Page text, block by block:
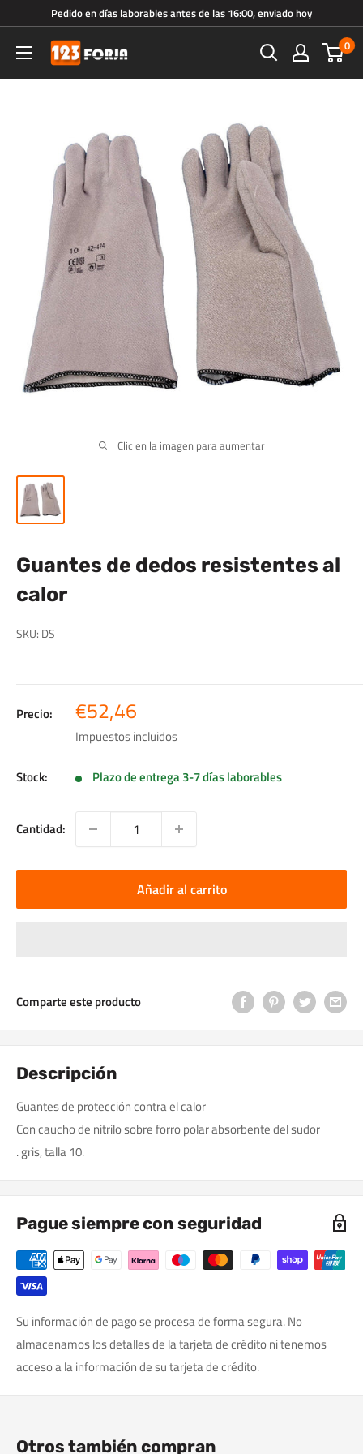
directamente
contenido
Pedido en días laborables antes de las 16:00, enviado hoy
123forja.es 0
Clic en la imagen para aumentar
Guantes de dedos resistentes al
calor
SKU: DS
Precio: Precio
de
venta
€52,46
Impuestos incluidos
Stock: Plazo de entrega 3-7 días laborables
Cantidad:
Añadir al carrito
Comparte este producto
Descripción
Guantes de protección contra el calor
Con caucho de nitrilo sobre forro polar absorbente del sudor
. gris, talla 10.
Pague siempre con seguridad
Su información de pago se procesa de forma segura. No
almacenamos los detalles de la tarjeta de crédito ni tenemos
acceso a la información de su tarjeta de crédito.
Otros también compran